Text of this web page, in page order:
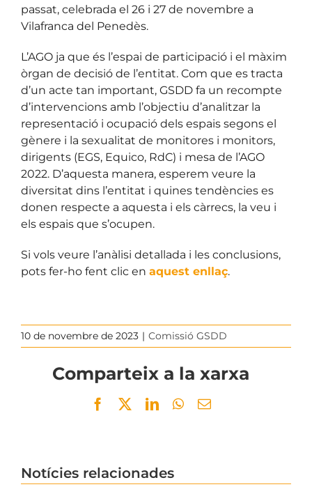
passat, celebrada el 26 i 27 de novembre a
Vilafranca del Penedès.
L’AGO ja que és l’espai de participació i el màxim
òrgan de decisió de l’entitat. Com que es tracta
d’un acte tan important, GSDD fa un recompte
d’intervencions amb l’objectiu d’analitzar la
representació i ocupació dels espais segons el
gènere i la sexualitat de monitores i monitors,
dirigents (EGS, Equico, RdC) i mesa de l’AGO
2022. D’aquesta manera, esperem veure la
diversitat dins l’entitat i quines tendències es
donen respecte a aquesta i els càrrecs, la veu i
els espais que s’ocupen.
Si vols veure l’anàlisi detallada i les conclusions,
pots fer-ho fent clic en aquest enllaç.
10 de novembre de 2023 | Comissió GSDD
Comparteix a la xarxa
Facebook
TwitterLinkedInWhatsApp
Email
Notícies relacionades